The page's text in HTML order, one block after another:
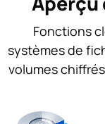
Fonctions
systèmes de
volumes